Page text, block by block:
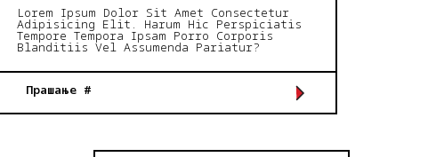
Lorem Ipsum Dolor Sit Amet Consectetur
Adipisicing Elit. Harum Hic Perspiciatis
Tempore Tempora Ipsam Porro Corporis
Blanditiis Vel Assumenda Pariatur?
Прашање #